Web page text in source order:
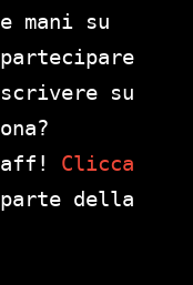
mani su
su
Clicca
della